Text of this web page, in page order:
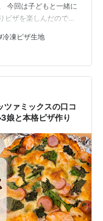
今回は子どもと一緒に
ピザを楽しんだので、
ラスト 価格と枚数の
ーパーピザクラストの
生地の違い 手作りピ
生地 手作りピザ 好き
しさ 手作りピザ 子ども
冷凍ピザ生地
ツァミックスの口コ
娘と本格ピザ作り